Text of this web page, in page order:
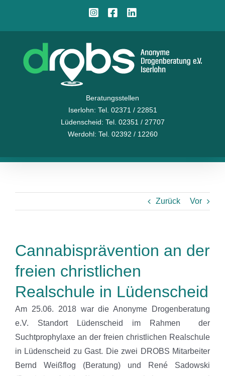
Instagram
Facebook
Beratungsstellen
Iserlohn: Tel. 02371 / 22851
Lüdenscheid: Tel. 02351 / 27707
Werdohl: Tel. 02392 / 12260
Zurück Vor
Cannabisprävention an der
freien christlichen
Realschule in Lüdenscheid
Am 25.06. 2018 war die Anonyme Drogenberatung
e.V. Standort Lüdenscheid im Rahmen der
Suchtprophylaxe an der freien christlichen Realschule
in Lüdenscheid zu Gast. Die zwei DROBS Mitarbeiter
Bernd Weißflog (Beratung) und René Sadowski